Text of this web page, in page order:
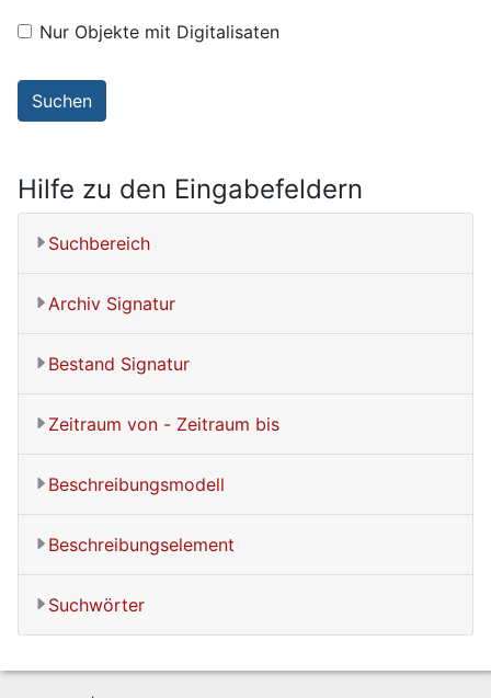
Nur Objekte mit Digitalisaten
Hilfe zu den Eingabefeldern
Suchbereich
Archiv Signatur
Bestand Signatur
Zeitraum von - Zeitraum bis
Beschreibungsmodell
Beschreibungselement
Suchwörter